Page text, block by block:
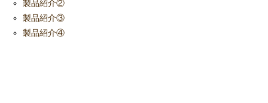
製品紹介②
製品紹介③
製品紹介④